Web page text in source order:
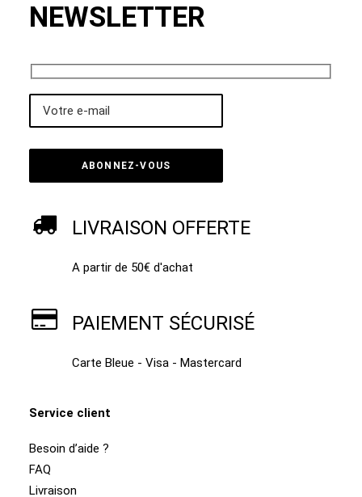
NEWSLETTER
LIVRAISON OFFERTE
A partir de 50€ d'achat
PAIEMENT SÉCURISÉ
Carte Bleue - Visa - Mastercard
Service client
Besoin d’aide ?
FAQ
Livraison